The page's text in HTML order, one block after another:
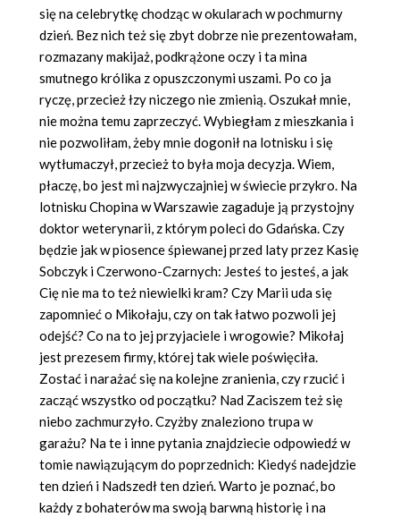
się na celebrytkę chodząc w okularach w pochmurny
dzień. Bez nich też się zbyt dobrze nie prezentowałam,
rozmazany makijaż, podkrążone oczy i ta mina
smutnego królika z opuszczonymi uszami. Po co ja
ryczę, przecież łzy niczego nie zmienią. Oszukał mnie,
nie można temu zaprzeczyć. Wybiegłam z mieszkania i
nie pozwoliłam, żeby mnie dogonił na lotnisku i się
wytłumaczył, przecież to była moja decyzja. Wiem,
płaczę, bo jest mi najzwyczajniej w świecie przykro. Na
lotnisku Chopina w Warszawie zagaduje ją przystojny
doktor weterynarii, z którym poleci do Gdańska. Czy
będzie jak w piosence śpiewanej przed laty przez Kasię
Sobczyk i Czerwono-Czarnych: Jesteś to jesteś, a jak
Cię nie ma to też niewielki kram? Czy Marii uda się
zapomnieć o Mikołaju, czy on tak łatwo pozwoli jej
odejść? Co na to jej przyjaciele i wrogowie? Mikołaj
jest prezesem firmy, której tak wiele poświęciła.
Zostać i narażać się na kolejne zranienia, czy rzucić i
zacząć wszystko od początku? Nad Zaciszem też się
niebo zachmurzyło. Czyżby znaleziono trupa w
garażu? Na te i inne pytania znajdziecie odpowiedź w
tomie nawiązującym do poprzednich: Kiedyś nadejdzie
ten dzień i Nadszedł ten dzień. Warto je poznać, bo
każdy z bohaterów ma swoją barwną historię i na